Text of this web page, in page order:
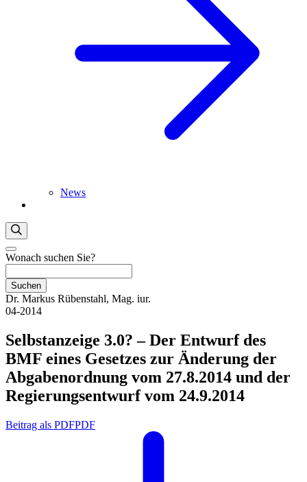
News
Wonach suchen Sie?
Suchen
Dr. Markus Rübenstahl, Mag. iur.
04-2014
Selbstanzeige 3.0? – Der Entwurf des
BMF eines Gesetzes zur Änderung der
Abgabenordnung vom 27.8.2014 und der
Regierungsentwurf vom 24.9.2014
Beitrag als PDFPDF